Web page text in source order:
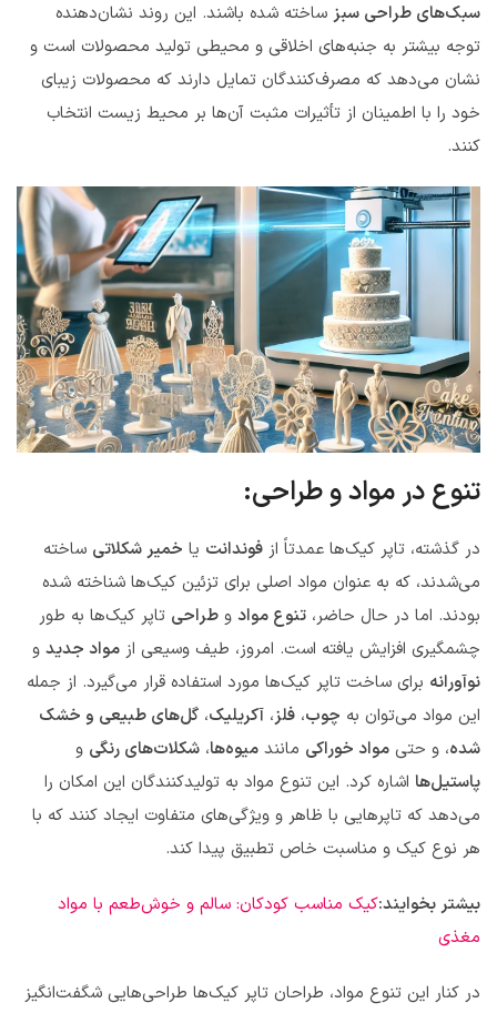
سبک‌های طراحی سبز ساخته شده باشند. این روند نشان‌دهنده
توجه بیشتر به جنبه‌های اخلاقی و محیطی تولید محصولات است و
نشان می‌دهد که مصرف‌کنندگان تمایل دارند که محصولات زیبای
خود را با اطمینان از تأثیرات مثبت آن‌ها بر محیط زیست انتخاب
کنند.
تنوع در مواد و طراحی:
در گذشته، تاپر کیک‌ها عمدتاً از فوندانت یا خمیر شکلاتی ساخته
می‌شدند، که به عنوان مواد اصلی برای تزئین کیک‌ها شناخته شده
بودند. اما در حال حاضر، تنوع مواد و طراحی تاپر کیک‌ها به طور
چشمگیری افزایش یافته است. امروز، طیف وسیعی از مواد جدید و
نوآورانه برای ساخت تاپر کیک‌ها مورد استفاده قرار می‌گیرد. از جمله
این مواد می‌توان به چوب، فلز، آکریلیک، گل‌های طبیعی و خشک
شده، و حتی مواد خوراکی مانند میوه‌ها، شکلات‌های رنگی و
پاستیل‌ها اشاره کرد. این تنوع مواد به تولیدکنندگان این امکان را
می‌دهد که تاپرهایی با ظاهر و ویژگی‌های متفاوت ایجاد کنند که با
هر نوع کیک و مناسبت خاص تطبیق پیدا کند.
بیشتر بخوایند:کیک‌ مناسب کودکان: سالم و خوش‌طعم با مواد
مغذی
در کنار این تنوع مواد، طراحان تاپر کیک‌ها طراحی‌هایی شگفت‌انگیز